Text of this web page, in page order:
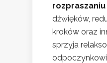
rozpraszaniu
dźwięków,
kroków oraz
sprzyja